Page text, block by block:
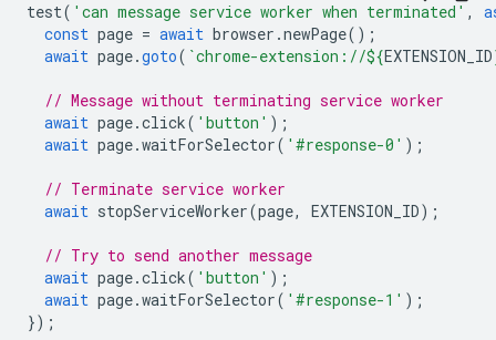
test( 'can message service worker when terminated' ,
const page = await browser .newPage();
await page.goto( `chrome-extension://${EXTENSION_ID
// Message without terminating service worker
await page.click( 'button' );
await page.waitForSelector( '#response-0' );
// Terminate service worker
await stopServiceWorker(page, EXTENSION_ID);
// Try to send another message
await page.click( 'button' );
await page.waitForSelector( '#response-1' );
});